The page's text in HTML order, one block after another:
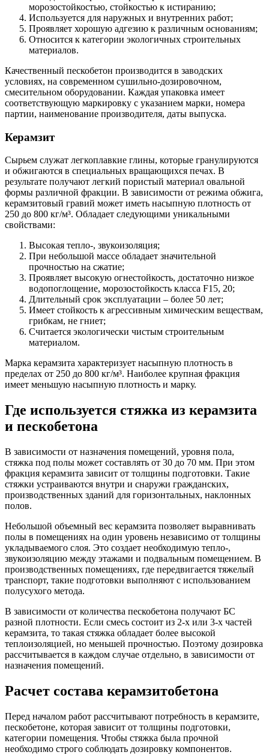
морозостойкостью, стойкостью к истиранию;
Используется для наружных и внутренних работ;
Проявляет хорошую адгезию к различным основаниям;
Относится к категории экологичных строительных
материалов.
Качественный пескобетон производится в заводских
условиях, на современном сушильно-дозировочном,
смесительном оборудовании. Каждая упаковка имеет
соответствующую маркировку с указанием марки, номера
партии, наименование производителя, даты выпуска.
Керамзит
Сырьем служат легкоплавкие глины, которые гранулируются
и обжигаются в специальных вращающихся печах. В
результате получают легкий пористый материал овальной
формы различной фракции. В зависимости от режима обжига,
керамзитовый гравий может иметь насыпную плотность от
250 до 800 кг/м³. Обладает следующими уникальными
свойствами:
Высокая тепло-, звукоизоляция;
При небольшой массе обладает значительной
прочностью на сжатие;
Проявляет высокую огнестойкость, достаточно низкое
водопоглощение, морозостойкость класса F15, 20;
Длительный срок эксплуатации – более 50 лет;
Имеет стойкость к агрессивным химическим веществам,
грибкам, не гниет;
Считается экологически чистым строительным
материалом.
Марка керамзита характеризует насыпную плотность в
пределах от 250 до 800 кг/м³. Наиболее крупная фракция
имеет меньшую насыпную плотность и марку.
Где используется стяжка из керамзита
и пескобетона
В зависимости от назначения помещений, уровня пола,
стяжка под полы может составлять от 30 до 70 мм. При этом
фракция керамзита зависит от толщины подготовки. Такие
стяжки устраиваются внутри и снаружи гражданских,
производственных зданий для горизонтальных, наклонных
полов.
Небольшой объемный вес керамзита позволяет выравнивать
полы в помещениях на один уровень независимо от толщины
укладываемого слоя. Это создает необходимую тепло-,
звукоизоляцию между этажами и подвальным помещением. В
производственных помещениях, где передвигается тяжелый
транспорт, такие подготовки выполняют с использованием
полусухого метода.
В зависимости от количества пескобетона получают БС
разной плотности. Если смесь состоит из 2-х или 3-х частей
керамзита, то такая стяжка обладает более высокой
теплоизоляцией, но меньшей прочностью. Поэтому дозировка
рассчитывается в каждом случае отдельно, в зависимости от
назначения помещений.
Расчет состава керамзитобетона
Перед началом работ рассчитывают потребность в керамзите,
пескобетоне, которая зависит от толщины подготовки,
категории помещения. Чтобы стяжка была прочной
необходимо строго соблюдать дозировку компонентов.